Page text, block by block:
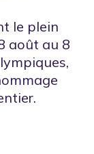
le plein
août au 8